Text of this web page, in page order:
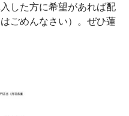
した方に希望があれば配
ごめんなさい）。ぜひ蓮